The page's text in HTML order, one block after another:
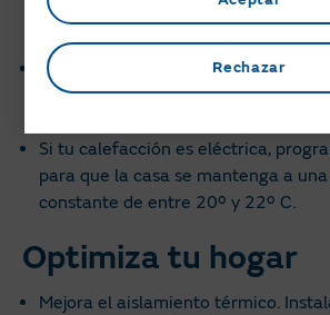
se extiende desde el sábado a las
las 8h.
Aprovecha el fin de semana para
vitrocerámica o placa de
Si tu calefacción es eléctrica,
para que la casa se mantenga a
constante de entre 20º y 22º C.
Optimiza tu hogar
Mejora el aislamiento térmico.
Rechazar